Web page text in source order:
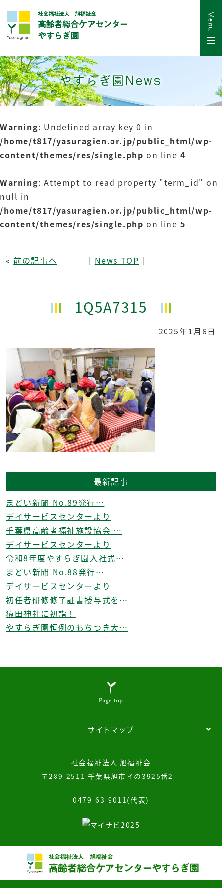
やすらぎ園News
Warning: Undefined array key 0 in
/home/t817/yasuragien.or.jp/public_html/wp-
content/themes/res/single.php on line 4
Warning: Attempt to read property "term_id" on
null in
/home/t817/yasuragien.or.jp/public_html/wp-
content/themes/res/single.php on line 5
« 前の記事へ │ News TOP │
1Q5A7315
2025年1月6日
最新記事
まどい新聞 No.89発行…
デイサービスセンターより
千葉県高齢者福祉施設協会 …
デイサービスセンターより
令和8年度やすらぎ園入社式…
まどい新聞 No.88発行…
デイサービスセンターより
初任者研修修了証書授与式を…
猿田神社に初詣！
やすらぎ園恒例のもちつき大…
サイトマップ
社会福祉法人 旭福祉会
〒289-2511 千葉県旭市イの3925番2
0479-63-9011(代表)